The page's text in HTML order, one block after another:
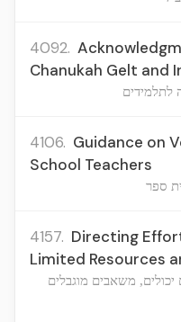
4092.
Chanukah Gelt and
לתלמידים
4106. Guidance on
School Teachers
ספר
4157. Directing
Limited Resources
משאבים מוגבלים